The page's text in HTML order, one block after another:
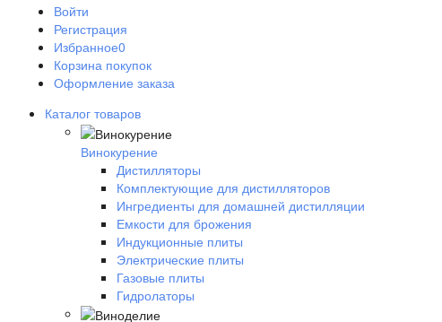
Войти
Регистрация
Избранное0
Корзина покупок
Оформление заказа
Каталог товаров
Винокурение
Дистилляторы
Комплектующие для дистилляторов
Ингредиенты для домашней дистилляции
Емкости для брожения
Индукционные плиты
Электрические плиты
Газовые плиты
Гидролаторы